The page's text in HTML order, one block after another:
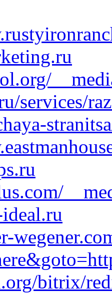
services/
bitrix/